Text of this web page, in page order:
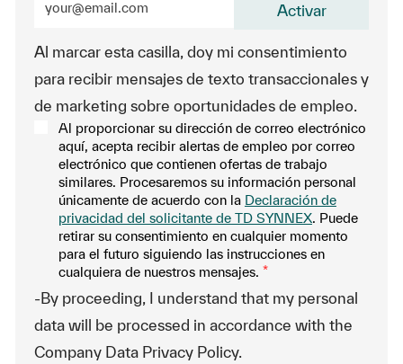
Al marcar esta casilla, doy mi consentimiento
para recibir mensajes de texto transaccionales y
de marketing sobre oportunidades de empleo.
Al proporcionar su dirección de correo electrónico
aquí, acepta recibir alertas de empleo por correo
electrónico que contienen ofertas de trabajo
similares. Procesaremos su información personal
únicamente de acuerdo con la Declaración de
privacidad del solicitante de TD SYNNEX. Puede
retirar su consentimiento en cualquier momento
para el futuro siguiendo las instrucciones en
cualquiera de nuestros mensajes. *
-By proceeding, I understand that my personal
data will be processed in accordance with the
Company Data Privacy Policy.
Activar